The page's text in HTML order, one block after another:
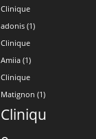
Clinique
adonis (1)
Clinique
Amiia (1)
Clinique
Matignon (1)
Cliniqu